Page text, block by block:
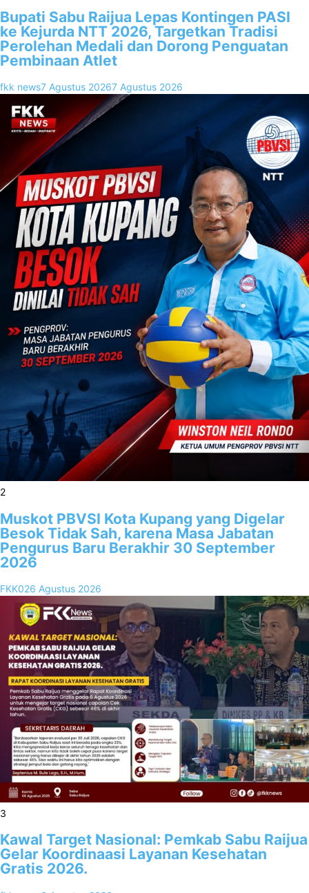
Bupati Sabu Raijua Lepas Kontingen PASI
ke Kejurda NTT 2026, Targetkan Tradisi
Perolehan Medali dan Dorong Penguatan
Pembinaan Atlet
fkk news7 Agustus 20267 Agustus 2026
2
Muskot PBVSI Kota Kupang yang Digelar
Besok Tidak Sah, karena Masa Jabatan
Pengurus Baru Berakhir 30 September
2026
FKK026 Agustus 2026
3
Kawal Target Nasional: Pemkab Sabu Raijua
Gelar Koordinaasi Layanan Kesehatan
Gratis 2026.